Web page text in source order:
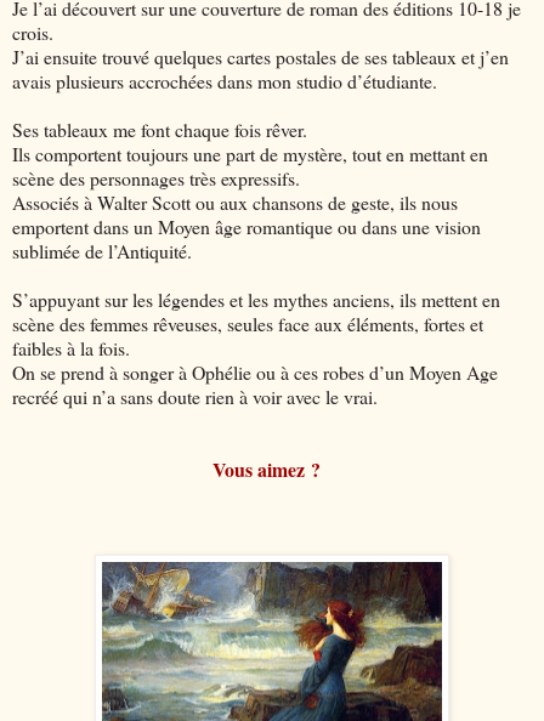
Je l’ai découvert sur une couverture de roman des éditions 10-18 je
crois.
J’ai ensuite trouvé quelques cartes postales de ses tableaux et j’en
avais plusieurs accrochées dans mon studio d’étudiante.
Ses tableaux me font chaque fois rêver.
Ils comportent toujours une part de mystère, tout en mettant en
scène des personnages très expressifs.
Associés à Walter Scott ou aux chansons de geste, ils nous
emportent dans un Moyen âge romantique ou dans une vision
sublimée de l’Antiquité.
S’appuyant sur les légendes et les mythes anciens, ils mettent en
scène des femmes rêveuses, seules face aux éléments, fortes et
faibles à la fois.
On se prend à songer à Ophélie ou à ces robes d’un Moyen Age
recréé qui n’a sans doute rien à voir avec le vrai.
Vous aimez ?